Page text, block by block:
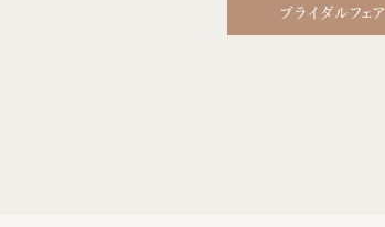
ブライダルフェア
8/19（水）
class="img">
FAIR